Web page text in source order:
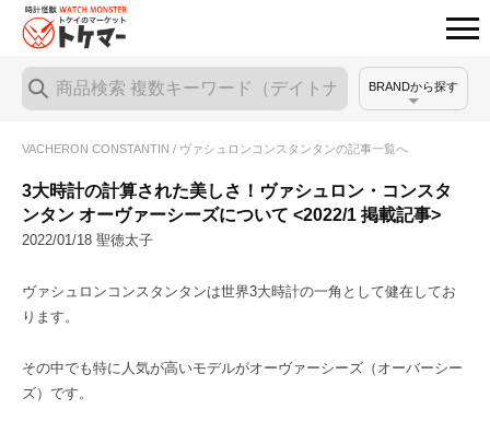
BRANDから探す
VACHERON CONSTANTIN / ヴァシュロンコンスタンタンの記事一覧へ
3大時計の計算された美しさ！ヴァシュロン・コンスタ
ンタン オーヴァーシーズについて <2022/1 掲載記事>
2022/01/18 聖徳太子
ヴァシュロンコンスタンタンは世界3大時計の一角として健在してお
ります。
その中でも特に人気が高いモデルがオーヴァーシーズ（オーバーシー
ズ）です。